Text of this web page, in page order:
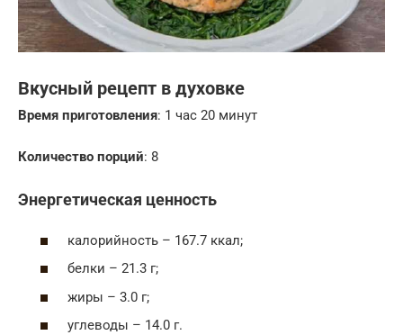
Вкусный рецепт в духовке
Время приготовления: 1 час 20 минут
Количество порций: 8
Энергетическая ценность
калорийность – 167.7 ккал;
белки – 21.3 г;
жиры – 3.0 г;
углеводы – 14.0 г.